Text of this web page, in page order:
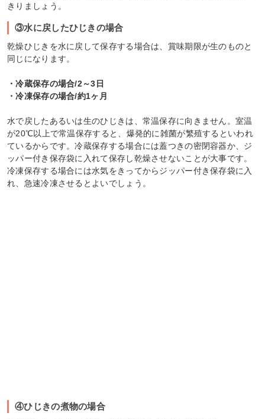
きりましょう。
③水に戻したひじきの場合
乾燥ひじきを水に戻して保存する場合は、賞味期限が生のものと
同じになります。
・冷蔵保存の場合/2～3日
・冷凍保存の場合/約1ヶ月
水で戻したあるいは生のひじきは、常温保存に向きません。室温
が20℃以上で常温保存すると、爆発的に雑菌が繁殖するといわれ
ているからです。冷蔵保存する場合には蓋つきの密閉容器か、ジ
ッパー付き保存袋に入れて保存し乾燥させないことが大事です。
冷凍保存する場合には水気をきってからジッパー付き保存袋に入
れ、急速冷凍させるとよいでしょう。
④ひじきの煮物の場合